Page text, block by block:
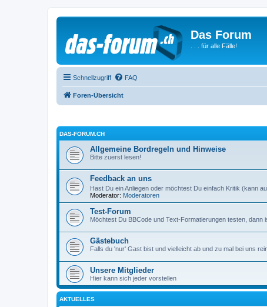
Das Forum
. . . für alle Fälle!
Schnellzugriff FAQ
Foren-Übersicht
DAS-FORUM.CH
Allgemeine Bordregeln und Hinweise
Bitte zuerst lesen!
Feedback an uns
Hast Du ein Anliegen oder möchtest Du einfach Kritik (kann
Moderator: Moderatoren
Test-Forum
Möchtest Du BBCode und Text-Formatierungen testen, dann
Gästebuch
Falls du 'nur' Gast bist und vielleicht ab und zu mal bei uns
Unsere Mitglieder
Hier kann sich jeder vorstellen
AKTUELLES